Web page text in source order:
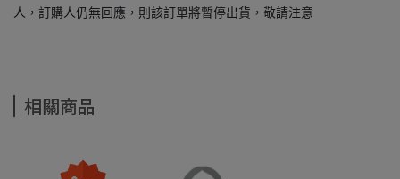
人，訂購人仍無回應，則該訂單將暫停出貨，敬請注意
相關商品